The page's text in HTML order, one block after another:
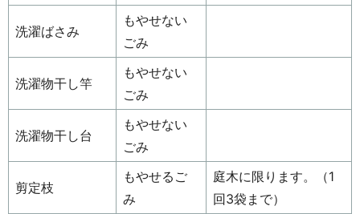
洗濯ばさみ
もやせない
ごみ
洗濯物干し竿
もやせない
ごみ
洗濯物干し台
もやせない
ごみ
剪定枝
もやせるご
み
庭木に限ります。（1
回3袋まで）